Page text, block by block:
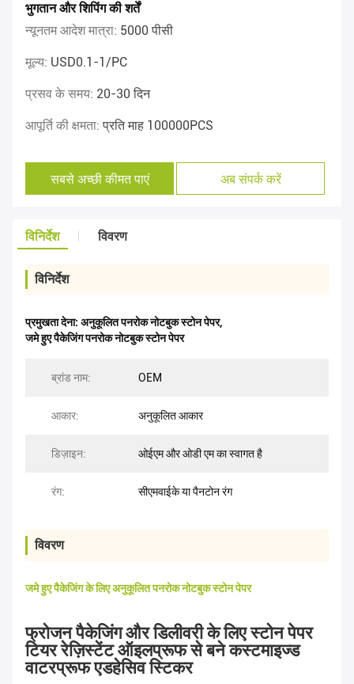
भुगतान और शिपिंग की शर्तें
न्यूनतम आदेश मात्रा: 5000 पीसी
मूल्य: USD0.1-1/PC
प्रसव के समय: 20-30 दिन
आपूर्ति की क्षमता:प्रति माह 100000PCS
सबसे अच्छी कीमत पाएं अब संपर्क करें
विनिर्देश विवरण
विनिर्देश
प्रमुखता देना: अनुकूलित पनरोक नोटबुक स्टोन पेपर,
जमे हुए पैकेजिंग पनरोक नोटबुक स्टोन पेपर
ब्रांड नाम: OEM
आकार: अनुकूलित आकार
डिज़ाइन: ओईएम और ओडी एम का स्वागत है
रंग: सीएमवाईके या पैनटोन रंग
विवरण
जमे हुए पैकेजिंग के लिए अनुकूलित पनरोक नोटबुक स्टोन पेपर
फ्रोजन पैकेजिंग और डिलीवरी के लिए स्टोन पेपर
टियर रेज़िस्टेंट ऑइलप्रूफ से बने कस्टमाइज्ड
वाटरप्रूफ एडहेसिव स्टिकर